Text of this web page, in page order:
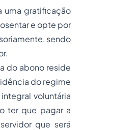
uma gratificação
e opte por
sendo
do abono reside
do regime
voluntária
ter que pagar a
que será